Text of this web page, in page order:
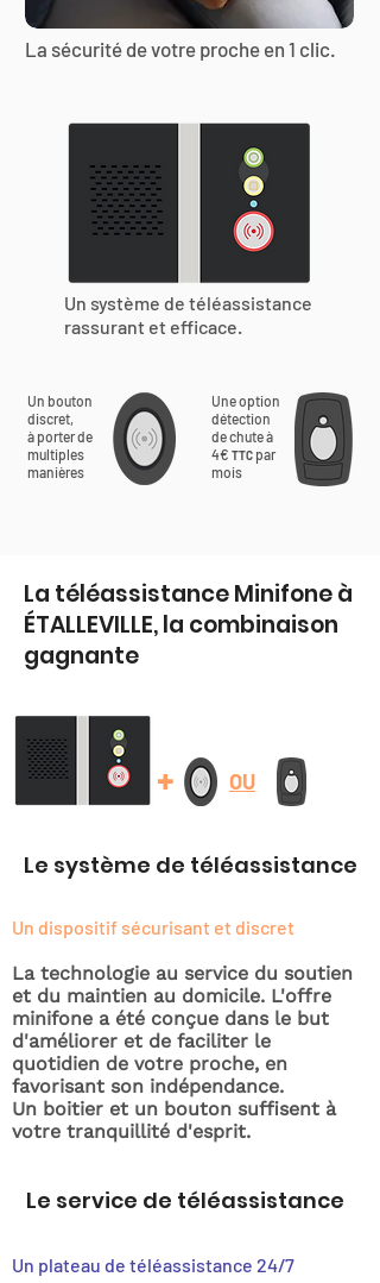
La sécurité de votre proche en 1 clic.
Un système de téléassistance
rassurant et efficace.
Un bouton
discret,
à porter de
multiples
manières
Une option
détection
de chute à
4€ TTC par
mois
La téléassistance Minifone à
ÉTALLEVILLE, la combinaison
gagnante
+ OU
Le système de téléassistance
Un dispositif sécurisant et discret
La technologie au service du soutien
et du maintien au domicile. L'offre
minifone a été conçue dans le but
d'améliorer et de faciliter le
quotidien de votre proche, en
favorisant son indépendance.
Un boitier et un bouton suffisent à
votre tranquillité d'esprit.
Le service de téléassistance
Un plateau de téléassistance 24/7